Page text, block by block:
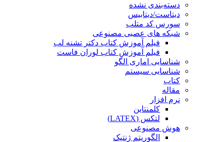
دسته‌بندی نشده
دیتاست/دیتابیس
سورس کد متلب
شبکه های عصبی مصنوعی
فیلم آموزش کتاب دکتر تشنه لب
فیلم آموزش کتاب لوران فاست
شناسایی اماری الگو
شناسایی سیستم
کتاب
مقاله
نرم افزار
کلمنتاین
لتکس (LATEX)
هوش مصنوعی
الگوریتم ژنتیک